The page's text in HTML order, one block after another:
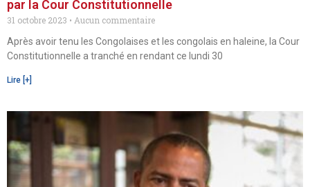
par la Cour Constitutionnelle
31 octobre 2023
Aucun commentaire
Après avoir tenu les Congolaises et les congolais en haleine, la Cour
Constitutionnelle a tranché en rendant ce lundi 30
Lire [+]